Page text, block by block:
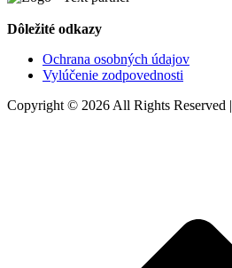
Dôležité odkazy
Ochrana osobných údajov
Vylúčenie zodpovednosti
Copyright © 2026 All Rights Reserved |